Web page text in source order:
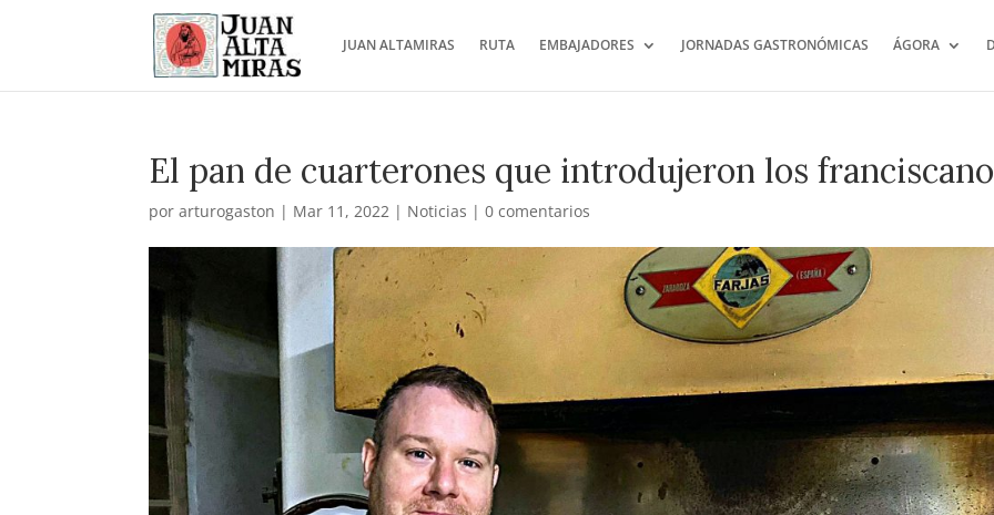
JUAN ALTAMIRAS RUTA EMBAJADORES JORNADAS GASTRONÓMICAS ÁGORA
El pan de cuarterones que introdujeron los
porarturogaston | Mar 11, 2022 | Noticias |0 comentarios